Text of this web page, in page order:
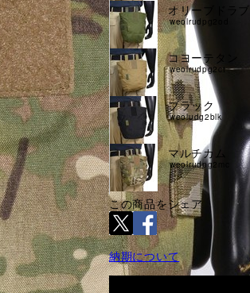
オリーブドラブ
weolrudpg2od
コヨーテタン
weolrudpg2ct
ブラック
weoludg2blk
マルチカム
weolrudpg2mc
この商品をシェア
納期について